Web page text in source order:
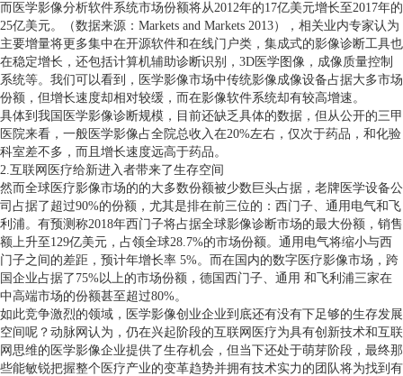
而医学影像分析软件系统市场份额将从2012年的17亿美元增长至2017年的
25亿美元。（数据来源：Markets and Markets 2013），相关业内专家认为
主要增量将更多集中在开源软件和在线门户类，集成式的影像诊断工具也
在稳定增长，还包括计算机辅助诊断识别，3D医学图像，成像质量控制
系统等。我们可以看到，医学影像市场中传统影像成像设备占据大多市场
份额，但增长速度却相对较缓，而在影像软件系统却有较高增速。
具体到我国医学影像诊断规模，目前还缺乏具体的数据，但从公开的三甲
医院来看，一般医学影像占全院总收入在20%左右，仅次于药品，和化验
科室差不多，而且增长速度远高于药品。
2.互联网医疗给新进入者带来了生存空间
然而全球医疗影像市场的的大多数份额被少数巨头占据，老牌医学设备公
司占据了超过90%的份额，尤其是排在前三位的：西门子、通用电气和飞
利浦。有预测称2018年西门子将占据全球影像诊断市场的最大份额，销售
额上升至129亿美元，占领全球28.7%的市场份额。通用电气将缩小与西
门子之间的差距，预计年增长率 5%。而在国内的数字医疗影像市场，跨
国企业占据了75%以上的市场份额，德国西门子、通用 和飞利浦三家在
中高端市场的份额甚至超过80%。
如此竞争激烈的领域，医学影像创业企业到底还有没有下足够的生存发展
空间呢？动脉网认为，仍在兴起阶段的互联网医疗为具有创新技术和互联
网思维的医学影像企业提供了生存机会，但当下还处于萌芽阶段，最终那
些能敏锐把握整个医疗产业的变革趋势并拥有技术实力的团队将为找到有